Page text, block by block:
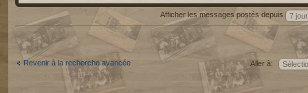
Afficher les messages postés depuis
Revenir à la recherche avancée Aller à: